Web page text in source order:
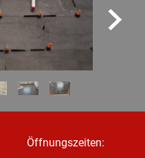
Öffnungszeiten: